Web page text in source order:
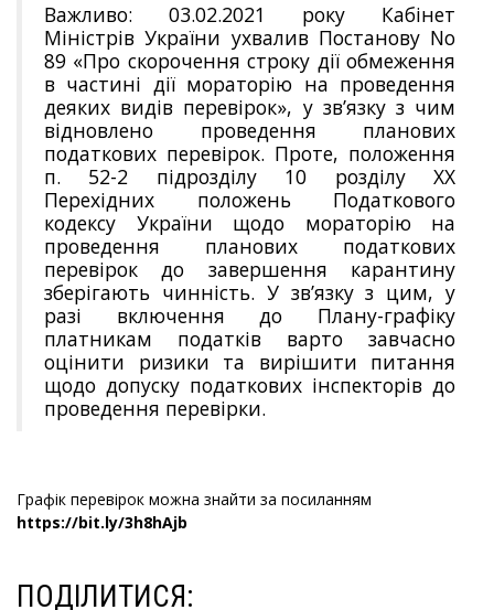
Важливо: 03.02.2021 року Кабінет
Міністрів України ухвалив Постанову No
89 «Про скорочення строку дії обмеження
в частині дії мораторію на проведення
деяких видів перевірок», у зв’язку з чим
відновлено проведення планових
податкових перевірок. Проте, положення
п. 52-2 підрозділу 10 розділу ХХ
Перехідних положень Податкового
кодексу України щодо мораторію на
проведення планових податкових
перевірок до завершення карантину
зберігають чинність. У зв’язку з цим, у
разі включення до Плану-графіку
платникам податків варто завчасно
оцінити ризики та вирішити питання
щодо допуску податкових інспекторів до
проведення перевірки.
Графік перевірок можна знайти за посиланням
https://bit.ly/3h8hAjb
ПОДІЛИТИСЯ: